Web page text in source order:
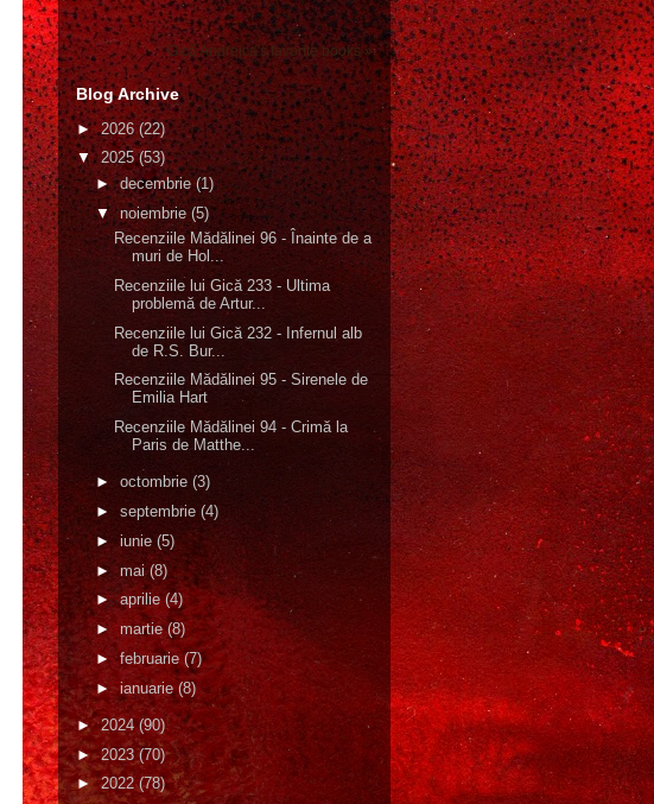
Gică Andreica's favorite books »
Blog Archive
►2026(22)
▼2025(53)
►decembrie (1)
▼noiembrie (5)
Recenziile Mădălinei 96 - Înainte de a
muri de Hol...
Recenziile lui Gică 233 - Ultima
problemă de Artur...
Recenziile lui Gică 232 - Infernul alb
de R.S. Bur...
Recenziile Mădălinei 95 - Sirenele de
Emilia Hart
Recenziile Mădălinei 94 - Crimă la
Paris de Matthe...
► octombrie (3)
► septembrie (4)
► iunie (5)
►mai(8)
►aprilie(4)
► martie(8)
►februarie(7)
►ianuarie (8)
►2024(90)
►2023(70)
►2022(78)